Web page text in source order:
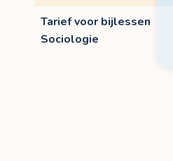
Tarief voor bijlessen
Sociologie